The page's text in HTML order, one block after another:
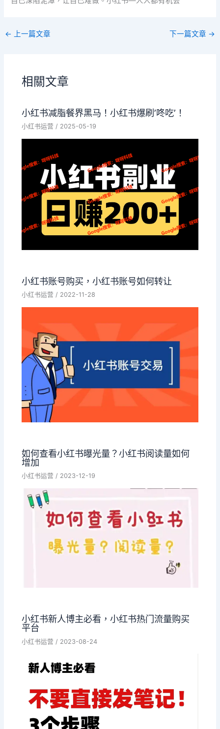
← 上一篇文章 下一篇文章 →
相關文章
小红书减脂餐界黑马！小红书爆刷’咚吃’！
小红书运营 / 2025-05-19
小红书账号购买，小红书账号如何转让
小红书运营 / 2022-11-28
如何查看小红书曝光量？小红书阅读量如何
增加
小红书运营 / 2023-12-19
小红书新人博主必看，小红书热门流量购买
平台
小红书运营 / 2023-08-24